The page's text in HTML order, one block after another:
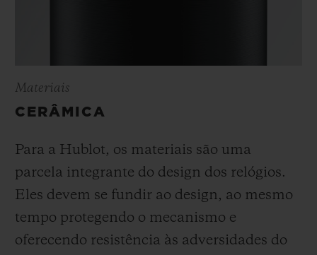
Materiais
CERÂMICA
Para a Hublot, os materiais são uma
parcela integrante do design dos relógios.
Eles devem se fundir ao design, ao mesmo
tempo protegendo o mecanismo e
oferecendo resistência às adversidades do